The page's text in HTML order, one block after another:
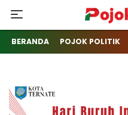
BERANDA POJOK POLITIK